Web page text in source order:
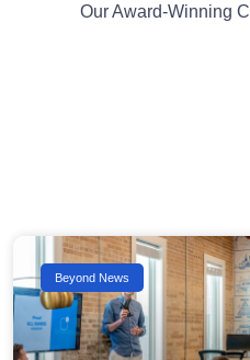
Our Award-Winning
Beyond News